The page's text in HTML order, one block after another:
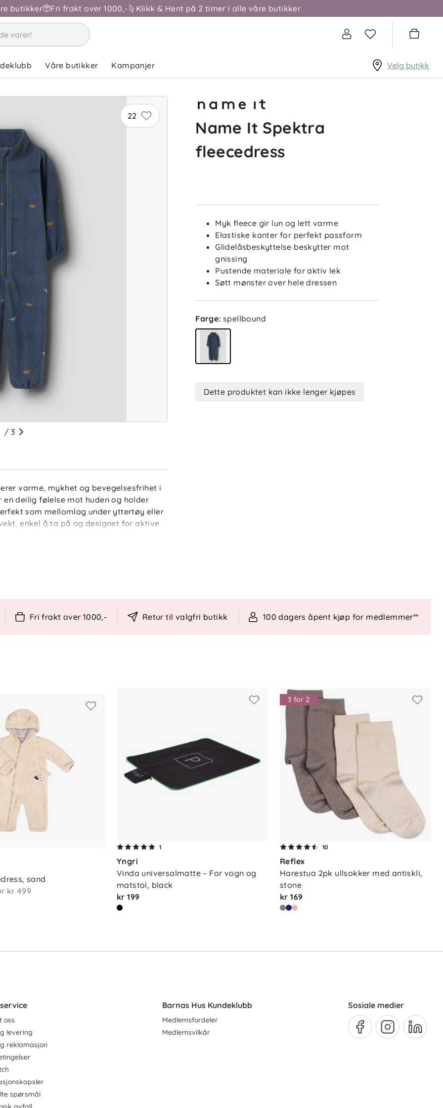
butikker Fri frakt over 1000,- Klikk & Hent på 2 timer i alle våre butikker
Våre butikker Kampanjer Velg butikk
22
/ 3
varme, mykhet og bevegelsesfrihet i
deilig følelse mot huden og holder
som mellomlag under yttertøy eller
enkel å ta på og designet for aktive
plagget
Name It Spektra
fleecedress
Myk fleece gir lun og lett varme
Elastiske kanter for perfekt passform
Glidelåsbeskyttelse beskytter mot
gnissing
Pustende materiale for aktiv lek
Søtt mønster over hele dressen
Farge: spellbound
Dette produktet kan ikke lenger kjøpes
Fri frakt over 1000,- Retur til valgfri butikk 100 dagers åpent kjøp for medlemmer**
sand
kr 499
1
Yngri
Vinda universalmatte – For vogn og
matstol, black
kr 199
3 for 2
10
Reflex
Harestua 2pk ullsokker med antiskli,
stone
kr 169
oss
levering
reklamasjon
spørsmål
Barnas Hus Kundeklubb
Medlemsfordeler
Medlemsvilkår
Sosiale medier